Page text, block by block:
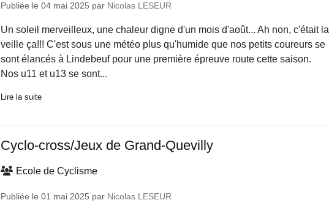
Publiée le 04 mai 2025 par Nicolas LESEUR
Un soleil merveilleux, une chaleur digne d'un mois d'août... Ah non, c'était la
veille ça!!! C'est sous une météo plus qu'humide que nos petits coureurs se
sont élancés à Lindebeuf pour une première épreuve route cette saison.
Nos u11 et u13 se sont...
Lire la suite
Cyclo-cross/Jeux de Grand-Quevilly
Ecole de Cyclisme
Publiée le 01 mai 2025 par Nicolas LESEUR